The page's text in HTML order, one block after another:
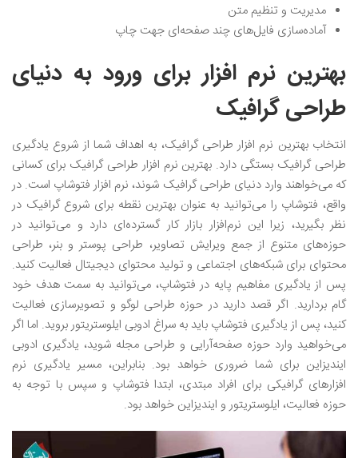
مدیریت و تنظیم متن
آماده‌سازی فایل‌های چند صفحه‌ای جهت چاپ
بهترین نرم افزار برای ورود به دنیای
طراحی گرافیک
انتخاب بهترین نرم افزار طراحی گرافیک، به اهداف شما از شروع یادگیری
طراحی گرافیک بستگی دارد. بهترین نرم افزار طراحی گرافیک برای کسانی
که می‌خواهند وارد دنیای طراحی گرافیک شوند، نرم افزار فتوشاپ است. در
واقع، فتوشاپ را می‌توانید به عنوان بهترین نقطه برای شروع گرافیک در
نظر بگیرید، زیرا این نرم‌افزار بازار کار گسترده‌ای دارد و می‌توانید در
حوزه‌های متنوع از جمع ویرایش تصاویر، طراحی پوستر و بنر، طراحی
محتوای برای شبکه‌های اجتماعی و تولید محتوای دیجیتال فعالیت کنید.
پس از یادگیری مفاهیم پایه در فتوشاپ، می‌توانید به سمت هدف خود
گام بردارید. اگر قصد دارید در حوزه طراحی لوگو و تصویرسازی فعالیت
کنید، پس از یادگیری فتوشاپ باید به سراغ ادوبی ایلوستریتور بروید. اما اگر
می‌خواهید وارد حوزه صفحه‌آرایی و طراحی مجله شوید، یادگیری ادوبی
ایندیزاین برای شما ضروری خواهد بود. بنابراین، مسیر یادگیری نرم
افزارهای گرافیکی برای افراد مبتدی، ابتدا فتوشاپ و سپس با توجه به
حوزه فعالیت، ایلوستریتور و ایندیزاین خواهد بود.